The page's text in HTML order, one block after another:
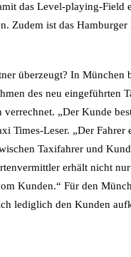
das Level-playing-
Zudem ist das
überzeugt? In München
des neu eingeführten
„Der Kunde
Times-Leser. „Der
Taxifahrer und
erhält nicht
Kunden.“ Für den
lediglich den Kunden